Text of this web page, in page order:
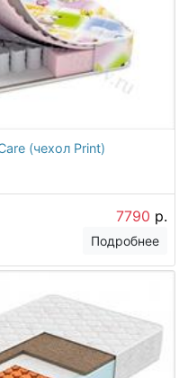
(чехол Print)
7790 р.
Подробнее